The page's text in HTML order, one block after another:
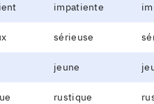
impatiente
sérieuse
jeune
rustique